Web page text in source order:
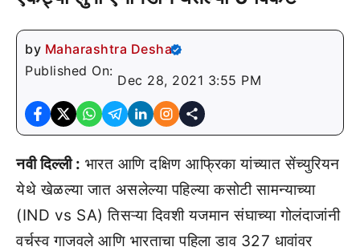
by Maharashtra Desha
Published On:
Dec 28, 2021 3:55 PM
नवी दिल्ली : भारत आणि दक्षिण आफ्रिका यांच्यात सेंच्युरियन
येथे खेळल्या जात असलेल्या पहिल्या कसोटी सामन्याच्या
(IND vs SA) तिसऱ्या दिवशी यजमान संघाच्या गोलंदाजांनी
वर्चस्व गाजवले आणि भारताचा पहिला डाव 327 धावांवर